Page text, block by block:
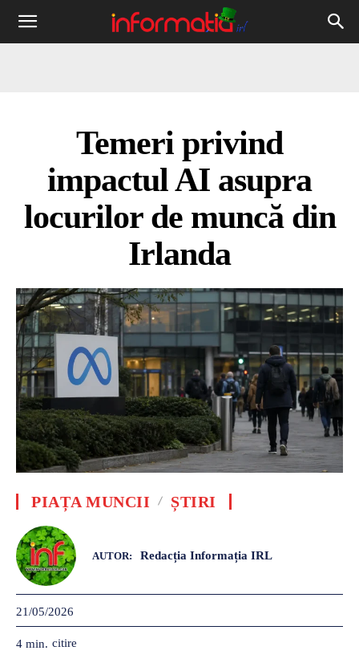
Informația
Temeri privind
impactul AI asupra
locurilor de muncă din
Irlanda
PIAȚA MUNCII ȘTIRI
AUTOR: Redacția Informația IRL
21/05/2026
4 min. citire